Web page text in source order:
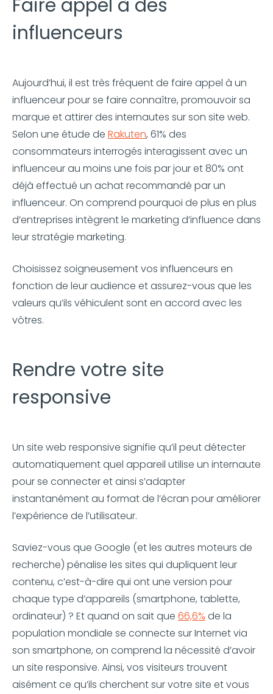
Faire appel à des
influenceurs
Aujourd’hui, il est très fréquent de faire appel à un
influenceur pour se faire connaître, promouvoir sa
marque et attirer des internautes sur son site web.
Selon une étude de Rakuten, 61% des
consommateurs interrogés interagissent avec un
influenceur au moins une fois par jour et 80% ont
déjà effectué un achat recommandé par un
influenceur. On comprend pourquoi de plus en plus
d’entreprises intègrent le marketing d’influence dans
leur stratégie marketing.
Choisissez soigneusement vos influenceurs en
fonction de leur audience et assurez-vous que les
valeurs qu’ils véhiculent sont en accord avec les
vôtres.
Rendre votre site
responsive
Un site web responsive signifie qu’il peut détecter
automatiquement quel appareil utilise un internaute
pour se connecter et ainsi s’adapter
instantanément au format de l’écran pour améliorer
l’expérience de l’utilisateur.
Saviez-vous que Google (et les autres moteurs de
recherche) pénalise les sites qui dupliquent leur
contenu, c’est-à-dire qui ont une version pour
chaque type d’appareils (smartphone, tablette,
ordinateur) ? Et quand on sait que 66,6% de la
population mondiale se connecte sur Internet via
son smartphone, on comprend la nécessité d’avoir
un site responsive. Ainsi, vos visiteurs trouvent
aisément ce qu’ils cherchent sur votre site et vous